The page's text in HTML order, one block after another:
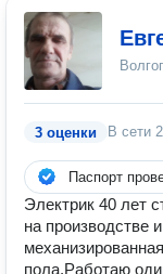
3 оценки В сети
Паспорт
Электрик 40 лет
на производстве
пола.Работаю